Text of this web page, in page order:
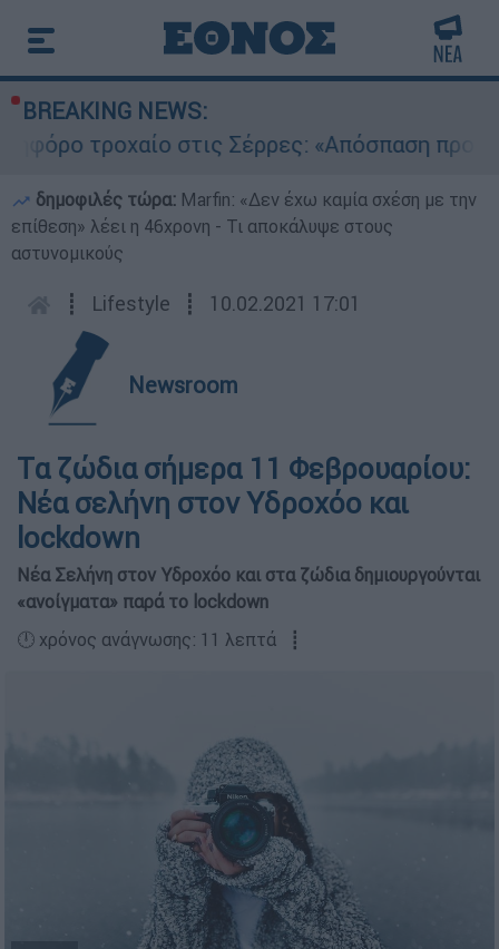
BREAKING NEWS:
στις Σέρρες: «Απόσπαση προσοχής του
δημοφιλές τώρα: Marfin: «Δεν έχω καμία σχέση με την
επίθεση» λέει η 46χρονη - Τι αποκάλυψε στους
αστυνομικούς
┋ Lifestyle ┋ 10.02.2021 17:01
Newsroom
Tα ζώδια σήμερα 11 Φεβρουαρίου:
Νέα σελήνη στον Υδροχόο και
lockdown
Νέα Σελήνη στον Υδροχόο και στα ζώδια δημιουργούνται
«ανοίγματα» παρά το lockdown
🕛 χρόνος ανάγνωσης: 11 λεπτά ┋